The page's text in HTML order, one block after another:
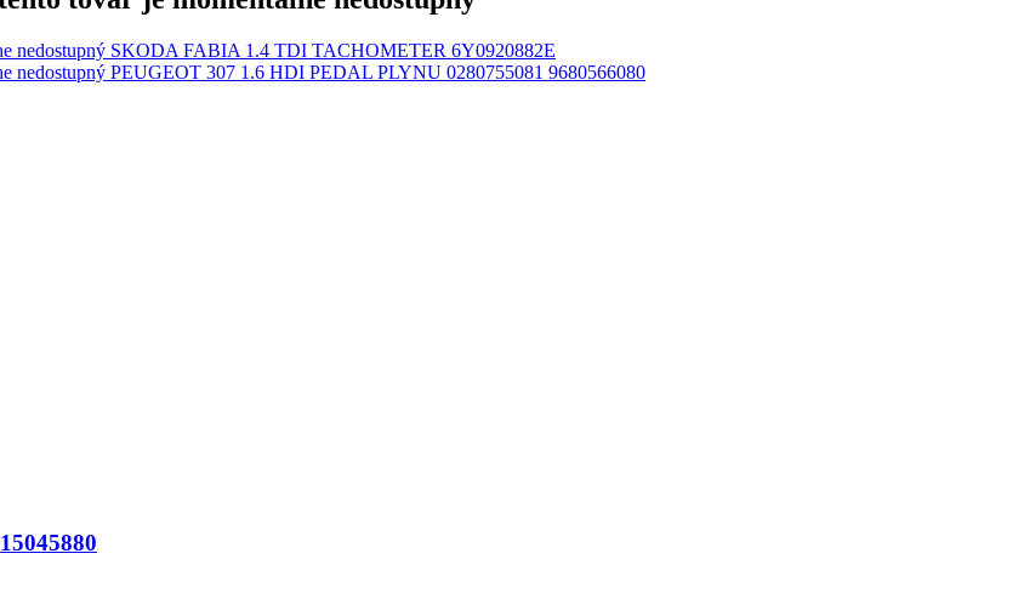
SKODA FABIA 1.4 TDI TACHOMETER 6Y0920882E
PEUGEOT 307 1.6 HDI PEDAL PLYNU 0280755081 9680566080